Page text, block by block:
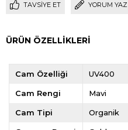
TAVSIYE ET YORUM YAZ
ÜRÜN ÖZELLIKLERI
Cam Özelliği UV400
Cam Rengi Mavi
Cam Tipi Organik